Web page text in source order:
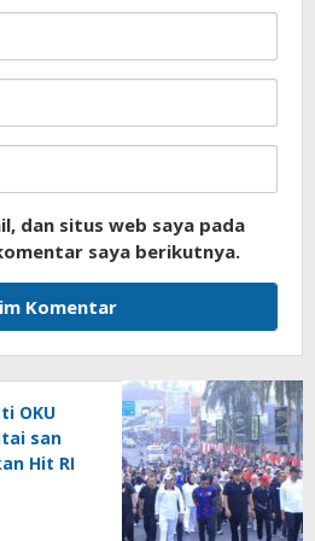
dan situs web saya pada
saya berikutnya.
OKU
san
Hit RI